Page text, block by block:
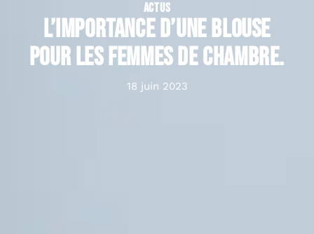
ACTUS
L’importance d’une blouse
pour les femmes de chambre.
18 juin 2023